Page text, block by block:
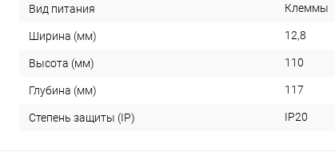
Вид питания Клеммы
Ширина (мм) 12,8
Высота (мм) 110
Глубина (мм) 117
Степень защиты (IP) IP20